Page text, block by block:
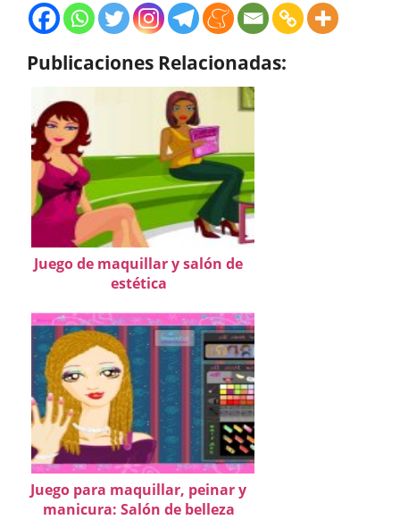
Publicaciones Relacionadas:
Juego de maquillar y salón de
estética
Juego para maquillar, peinar y
manicura: Salón de belleza